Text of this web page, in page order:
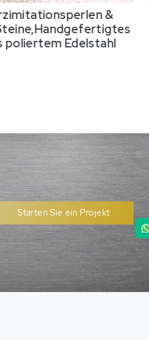
&
poliertem Edelstahl
Starten Sie ein Projekt